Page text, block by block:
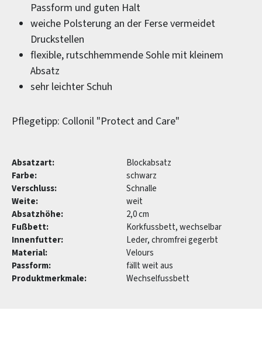
Passform und guten Halt
weiche Polsterung an der Ferse vermeidet
Druckstellen
flexible, rutschhemmende Sohle mit kleinem
Absatz
sehr leichter Schuh
Pflegetipp: Collonil "Protect and Care"
Absatzart:
Blockabsatz
Farbe:
schwarz
Verschluss:
Schnalle
Weite:
weit
Absatzhöhe:
2,0 cm
Fußbett:
Korkfussbett, wechselbar
Innenfutter:
Leder, chromfrei gegerbt
Material:
Velours
Passform:
fällt weit aus
Produktmerkmale:
Wechselfussbett